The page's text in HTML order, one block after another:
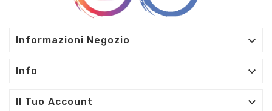
Informazioni Negozio 
Info 
Il Tuo Account 